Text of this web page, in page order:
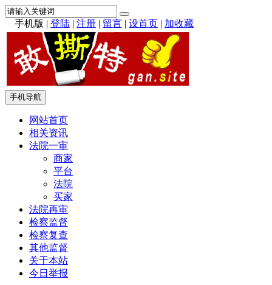
手机版 | 登陆 | 注册 | 留言 | 设首页 | 加收藏
手机导航
网站首页
相关资讯
法院一审
商家
平台
法院
买家
法院再审
检察监督
检察复查
其他监督
关于本站
今日举报